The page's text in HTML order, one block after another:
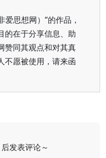
爱思想网）”的作品，
的在于分享信息、助
赞同其观点和对其真
不愿被使用，请来函
后发表评论～